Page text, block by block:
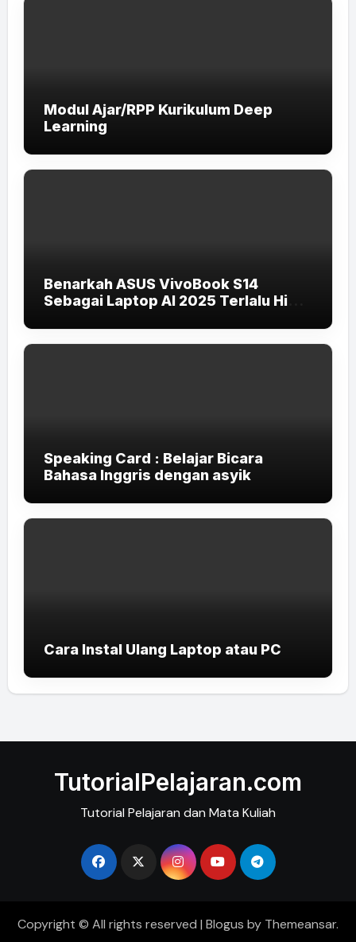
Modul Ajar/RPP Kurikulum Deep
Learning
Benarkah ASUS VivoBook S14
Sebagai Laptop AI 2025 Terlalu High-
Speaking Card : Belajar Bicara
Bahasa Inggris dengan asyik
Cara Instal Ulang Laptop atau PC
TutorialPelajaran.com
Tutorial Pelajaran dan Mata Kuliah
Copyright © All rights reserved | Blogus by Themeansar.